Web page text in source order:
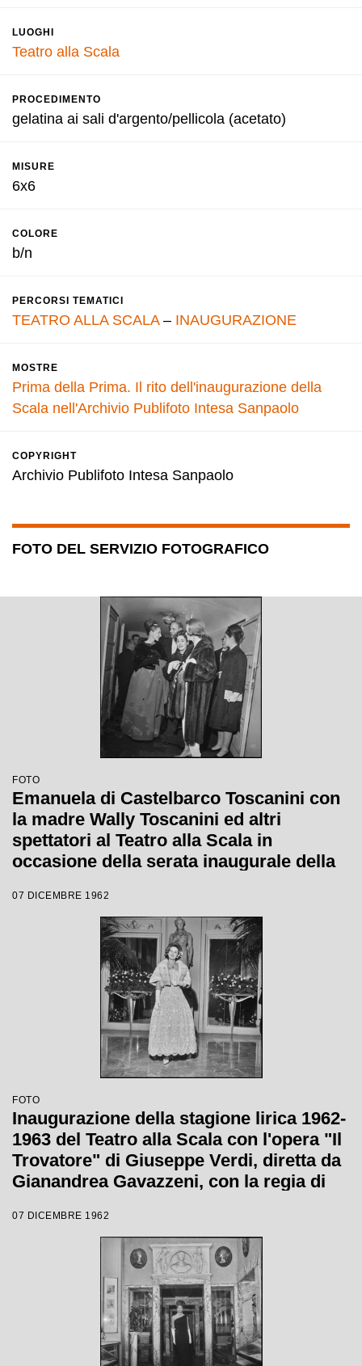
LUOGHI
Teatro alla Scala
PROCEDIMENTO
gelatina ai sali d'argento/pellicola (acetato)
MISURE
6x6
COLORE
b/n
PERCORSI TEMATICI
TEATRO ALLA SCALA– INAUGURAZIONE
MOSTRE
Prima della Prima. Il rito dell'inaugurazione della
Scala nell'Archivio Publifoto Intesa Sanpaolo
COPYRIGHT
Archivio Publifoto Intesa Sanpaolo
FOTO DEL SERVIZIO FOTOGRAFICO
FOTO
Emanuela di Castelbarco Toscanini con
la madre Wally Toscanini ed altri
spettatori al Teatro alla Scala in
occasione della serata inaugurale della
Trovatore" di Giuseppe Verdi, diretta da
Gianandrea Gavazzeni, con la regia di
Giorgio De Lullo
07 DICEMBRE 1962
FOTO
Inaugurazione della stagione lirica 1962-
1963 del Teatro alla Scala con l'opera "Il
Trovatore" di Giuseppe Verdi, diretta da
Gianandrea Gavazzeni, con la regia di
07 DICEMBRE 1962